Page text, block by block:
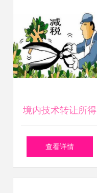
申购技巧解析
境内技术转让所得
享受企业所得税优
查看详情